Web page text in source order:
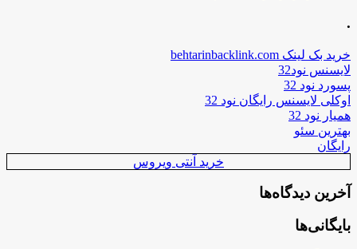
.
خرید بک لینک behtarinbacklink.com
لایسنس نود32
پسورد نود 32
اوکلی لایسنس رایگان نود 32
همیار نود 32
بهترین سئو
رایگان
خرید آنتی ویروس
آخرین دیدگاه‌ها
بایگانی‌ها